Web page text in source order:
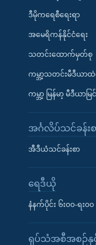
ဒီမိုကရေစီရေးရာ
အမေရိကန်နိုင်ငံရေး
သတင်းထောက်မှတ်စု
ကမ္ဘာ့သတင်းမီဒီယာ
ကမ္ဘာ့ မြန်မာ့ မီဒီယာမ
အင်္ဂလိပ်သင်ခန်းစ
အီဒီယံသင်ခန်းစာ
ရေဒီယို
နံနက်ပိုင်း ၆း၀၀-ရး၀၀
ရုပ်သံအစီအစဉ်နှ